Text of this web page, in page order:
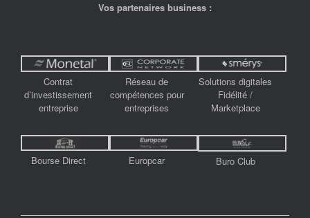
Vos partenaires business :
Contrat
d’investissement
entreprise
Réseau de
compétences pour
entreprises
Solutions digitales
Fidélité /
Marketplace
Bourse Direct Europcar Buro Club